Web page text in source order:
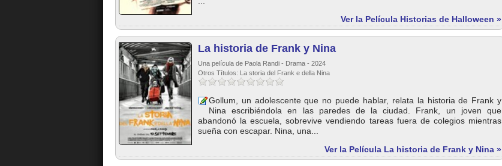
Ver la Película Historias de Halloween »
La historia de Frank y Nina
Una película de Paola Randi - Drama - 2024
Otros Títulos: La storia del Frank e della Nina
Gollum, un adolescente que no puede hablar, relata la historia de Frank y
Nina escribiéndola en las paredes de la ciudad. Frank, un joven que
abandonó la escuela, sobrevive vendiendo tareas fuera de colegios mientras
sueña con escapar. Nina, una...
Ver la Película La historia de Frank y Nina »